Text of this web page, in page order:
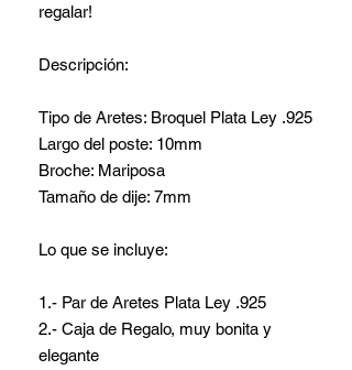
regalar!
Descripción:
Tipo de Aretes: Broquel Plata Ley .925
Largo del poste: 10mm
Broche: Mariposa
Tamaño de dije: 7mm
Lo que se incluye:
1.- Par de Aretes Plata Ley .925
2.- Caja de Regalo, muy bonita y
elegante